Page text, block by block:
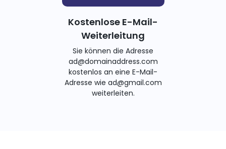
Kostenlose E-Mail-
Weiterleitung
Sie können die Adresse
ad@domainaddress.com
kostenlos an eine E-Mail-
Adresse wie ad@gmail.com
weiterleiten.